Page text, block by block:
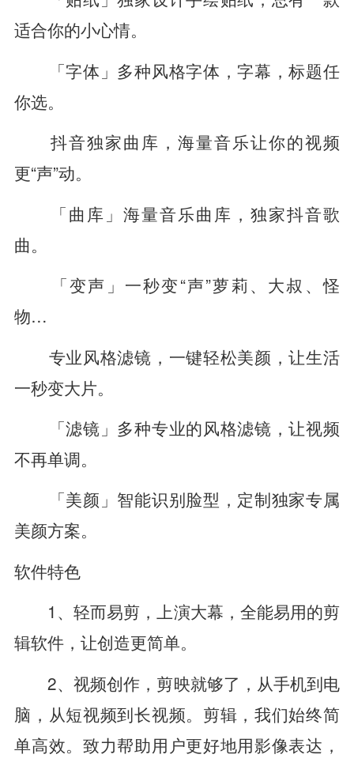
适合你的小心情。
「字体」多种风格字体，字幕，标题任
你选。
抖音独家曲库，海量音乐让你的视频
更“声”动。
「曲库」海量音乐曲库，独家抖音歌
曲。
「变声」一秒变“声”萝莉、大叔、怪
物…
专业风格滤镜，一键轻松美颜，让生活
一秒变大片。
「滤镜」多种专业的风格滤镜，让视频
不再单调。
「美颜」智能识别脸型，定制独家专属
美颜方案。
软件特色
1、轻而易剪，上演大幕，全能易用的剪
辑软件，让创造更简单。
2、视频创作，剪映就够了，从手机到电
脑，从短视频到长视频。剪辑，我们始终简
单高效。致力帮助用户更好地用影像表达，